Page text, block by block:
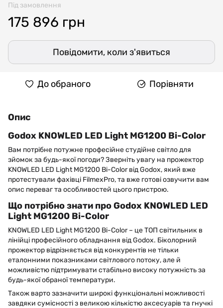
Під замовлення
175 896 грн
Повідомити, коли з'явиться
До обраного Порівняти
Опис
Godox KNOWLED LED Light MG1200 Bi-Color
Вам потрібне потужне професійне студійне світло для
зйомок за будь-якої погоди? Зверніть увагу на прожектор
KNOWLED LED Light MG1200 Bi-Color від Godox, який вже
протестували фахівці FilmexPro, та вже готові озвучити вам
опис переваг та особливостей цього пристрою.
Що потрібно знати про Godox KNOWLED LED
Light MG1200 Bi-Color
KNOWLED LED Light MG1200 Bi-Color – це ТОП світильник в
лінійці професійного обладнання від Godox. Біколорний
прожектор відрізняється від конкурентів не тільки
еталонними показниками світлового потоку, але й
можливістю підтримувати стабільно високу потужність за
будь-якої обраної температури.
Також варто зазначити широкі функціональні можливості
завдяки сумісності з великою кількістю аксесуарів та гнучкі